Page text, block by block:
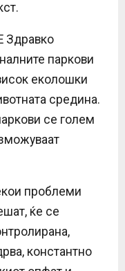
Здравко
паркови
еколошки
средина.
се голем
проблеми
ќе се
константно